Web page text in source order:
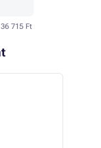
36 715 Ft